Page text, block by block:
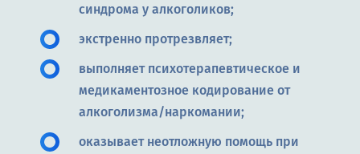
синдрома у алкоголиков;
экстренно протрезвляет;
выполняет психотерапевтическое и
медикаментозное кодирование от
алкоголизма/наркомании;
оказывает неотложную помощь при